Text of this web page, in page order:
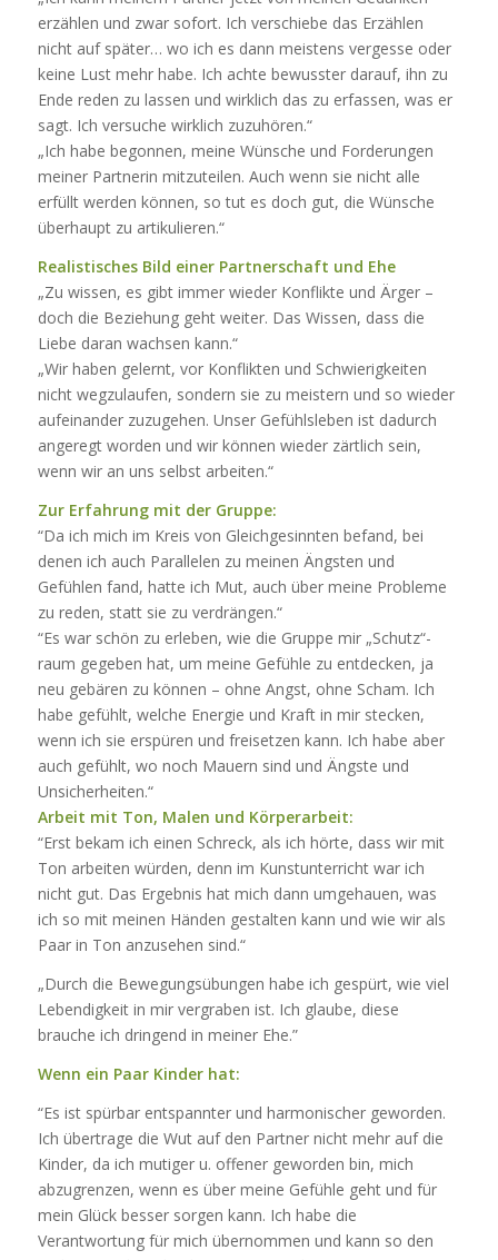
erzählen und zwar sofort. Ich verschiebe das Erzählen
nicht auf später… wo ich es dann meistens vergesse oder
keine Lust mehr habe. Ich achte bewusster darauf, ihn zu
Ende reden zu lassen und wirklich das zu erfassen, was er
sagt. Ich versuche wirklich zuzuhören.“
„Ich habe begonnen, meine Wünsche und Forderungen
meiner Partnerin mitzuteilen. Auch wenn sie nicht alle
erfüllt werden können, so tut es doch gut, die Wünsche
überhaupt zu artikulieren.“
Realistisches Bild einer Partnerschaft und Ehe
„Zu wissen, es gibt immer wieder Konflikte und Ärger –
doch die Beziehung geht weiter. Das Wissen, dass die
Liebe daran wachsen kann.“
„Wir haben gelernt, vor Konflikten und Schwierigkeiten
nicht wegzulaufen, sondern sie zu meistern und so wieder
aufeinander zuzugehen. Unser Gefühlsleben ist dadurch
angeregt worden und wir können wieder zärtlich sein,
wenn wir an uns selbst arbeiten.“
Zur Erfahrung mit der Gruppe:
“Da ich mich im Kreis von Gleichgesinnten befand, bei
denen ich auch Parallelen zu meinen Ängsten und
Gefühlen fand, hatte ich Mut, auch über meine Probleme
zu reden, statt sie zu verdrängen.“
“Es war schön zu erleben, wie die Gruppe mir „Schutz“-
raum gegeben hat, um meine Gefühle zu entdecken, ja
neu gebären zu können – ohne Angst, ohne Scham. Ich
habe gefühlt, welche Energie und Kraft in mir stecken,
wenn ich sie erspüren und freisetzen kann. Ich habe aber
auch gefühlt, wo noch Mauern sind und Ängste und
Unsicherheiten.“
Arbeit mit Ton, Malen und Körperarbeit:
“Erst bekam ich einen Schreck, als ich hörte, dass wir mit
Ton arbeiten würden, denn im Kunstunterricht war ich
nicht gut. Das Ergebnis hat mich dann umgehauen, was
ich so mit meinen Händen gestalten kann und wie wir als
Paar in Ton anzusehen sind.“
„Durch die Bewegungsübungen habe ich gespürt, wie viel
Lebendigkeit in mir vergraben ist. Ich glaube, diese
brauche ich dringend in meiner Ehe.”
Wenn ein Paar Kinder hat:
“Es ist spürbar entspannter und harmonischer geworden.
Ich übertrage die Wut auf den Partner nicht mehr auf die
Kinder, da ich mutiger u. offener geworden bin, mich
abzugrenzen, wenn es über meine Gefühle geht und für
mein Glück besser sorgen kann. Ich habe die
Verantwortung für mich übernommen und kann so den